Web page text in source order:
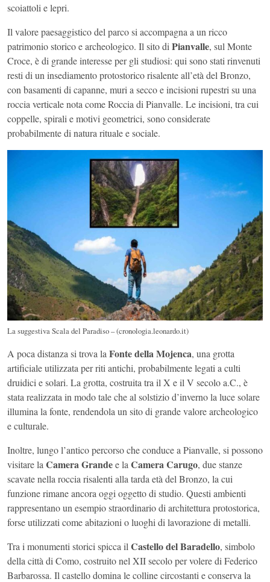
scoiattoli e lepri.
Il valore paesaggistico del parco si accompagna a un ricco
patrimonio storico e archeologico. Il sito di Pianvalle, sul Monte
Croce, è di grande interesse per gli studiosi: qui sono stati rinvenuti
resti di un insediamento protostorico risalente all’età del Bronzo,
con basamenti di capanne, muri a secco e incisioni rupestri su una
roccia verticale nota come Roccia di Pianvalle. Le incisioni, tra cui
coppelle, spirali e motivi geometrici, sono considerate
probabilmente di natura rituale e sociale.
La suggestiva Scala del Paradiso – (cronologia.leonardo.it)
A poca distanza si trova la Fonte della Mojenca, una grotta
artificiale utilizzata per riti antichi, probabilmente legati a culti
druidici e solari. La grotta, costruita tra il X e il V secolo a.C., è
stata realizzata in modo tale che al solstizio d’inverno la luce solare
illumina la fonte, rendendola un sito di grande valore archeologico
e culturale.
Inoltre, lungo l’antico percorso che conduce a Pianvalle, si possono
visitare la Camera Grandee la Camera Carugo, due stanze
scavate nella roccia risalenti alla tarda età del Bronzo, la cui
funzione rimane ancora oggi oggetto di studio. Questi ambienti
rappresentano un esempio straordinario di architettura protostorica,
forse utilizzati come abitazioni o luoghi di lavorazione di metalli.
Tra i monumenti storici spicca il Castello del Baradello, simbolo
della città di Como, costruito nel XII secolo per volere di Federico
Barbarossa. Il castello domina le colline circostanti e conserva la